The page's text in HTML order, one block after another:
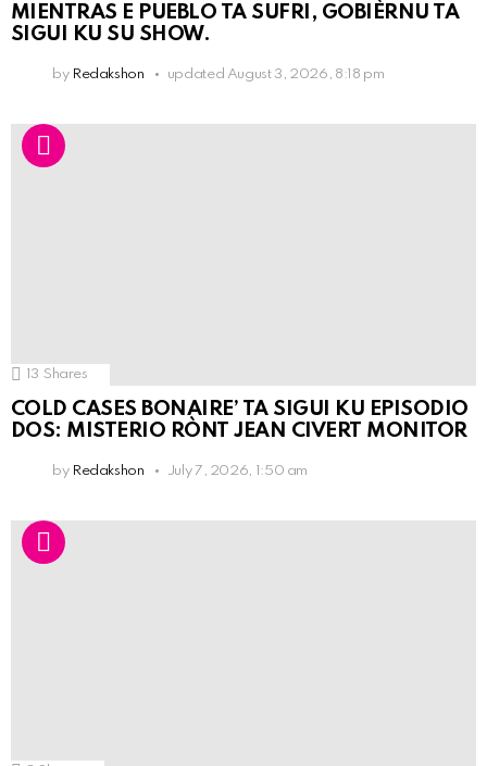
MIENTRAS E PUEBLO TA SUFRI, GOBIÈRNU TA
SIGUI KU SU SHOW.
by Redakshon updated August 3, 2026, 8:18 pm
13 Shares
COLD CASES BONAIRE’ TA SIGUI KU EPISODIO
DOS: MISTERIO RÒNT JEAN CIVERT MONITOR
by Redakshon July 7, 2026, 1:50 am